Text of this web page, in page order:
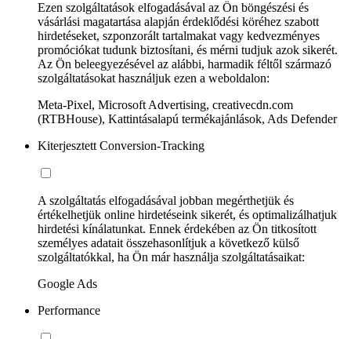
Ezen szolgáltatások elfogadásával az Ön böngészési és
vásárlási magatartása alapján érdeklődési köréhez szabott
hirdetéseket, szponzorált tartalmakat vagy kedvezményes
promóciókat tudunk biztosítani, és mérni tudjuk azok sikerét.
Az Ön beleegyezésével az alábbi, harmadik féltől származó
szolgáltatásokat használjuk ezen a weboldalon:
Meta-Pixel, Microsoft Advertising, creativecdn.com
(RTBHouse), Kattintásalapú termékajánlások, Ads Defender
Kiterjesztett Conversion-Tracking
A szolgáltatás elfogadásával jobban megérthetjük és
értékelhetjük online hirdetéseink sikerét, és optimalizálhatjuk
hirdetési kínálatunkat. Ennek érdekében az Ön titkosított
személyes adatait összehasonlítjuk a következő külső
szolgáltatókkal, ha Ön már használja szolgáltatásaikat:
Google Ads
Performance